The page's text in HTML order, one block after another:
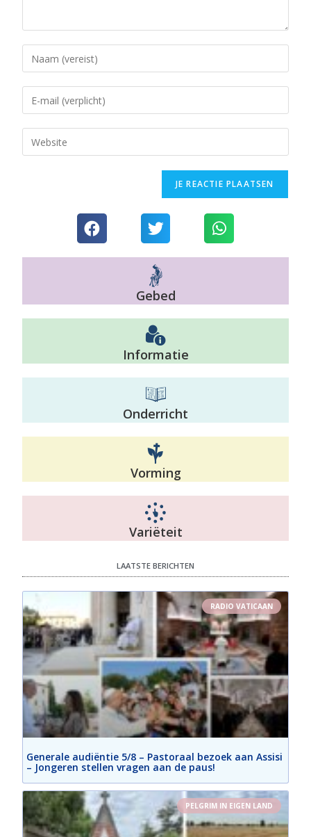
Gebed
Informatie
Onderricht
Vorming
Variëteit
LAATSTE BERICHTEN
RADIO VATICAAN
Generale audiëntie 5/8 – Pastoraal bezoek aan Assisi
– Jongeren stellen vragen aan de paus!
PELGRIM IN EIGEN LAND